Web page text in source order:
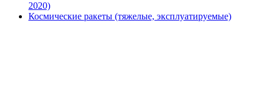
2020)
Космические ракеты (тяжелые, эксплуатируемые)